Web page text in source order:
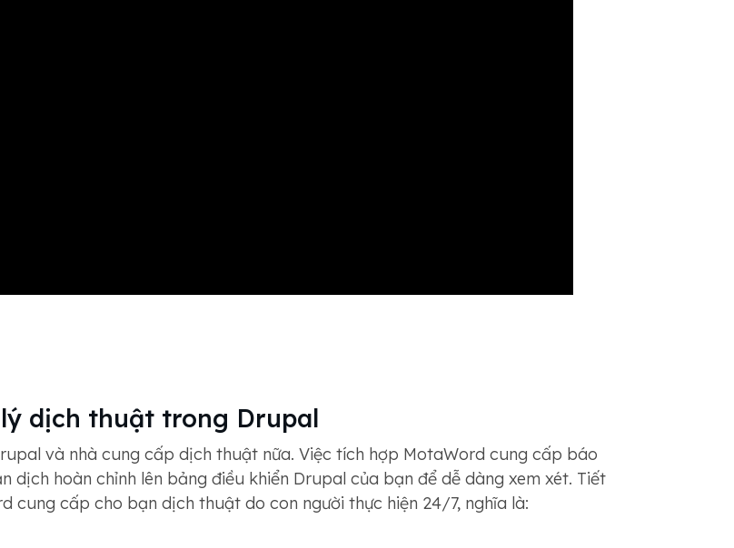
dịch thuật trong Drupal
và nhà cung cấp dịch thuật nữa. Việc tích hợp MotaWord cung cấp báo
hoàn chỉnh lên bảng điều khiển Drupal của bạn để dễ dàng xem xét. Tiết
cung cấp cho bạn dịch thuật do con người thực hiện 24/7, nghĩa là: